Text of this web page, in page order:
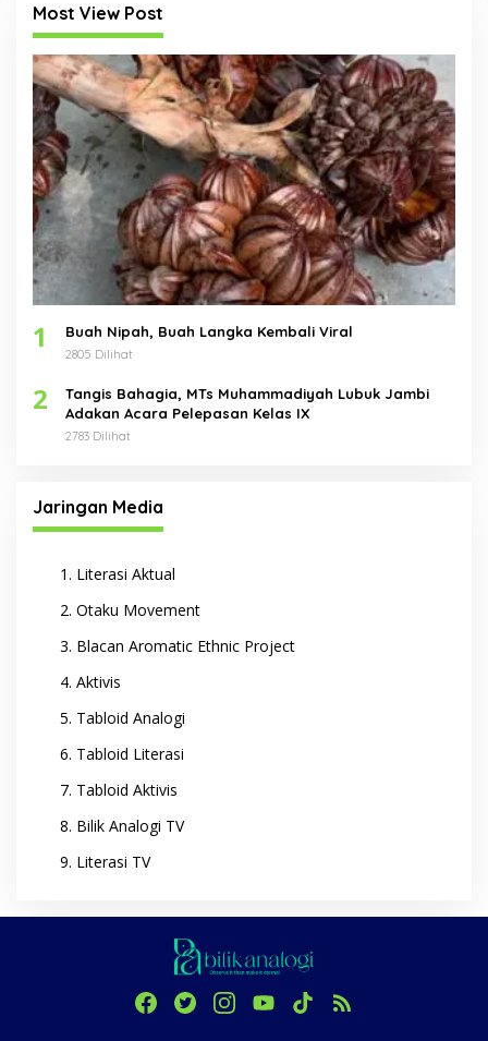
Most View Post
1 Buah Nipah, Buah Langka Kembali Viral
2805 Dilihat
2
Tangis Bahagia, MTs Muhammadiyah Lubuk Jambi
Adakan Acara Pelepasan Kelas IX
2783 Dilihat
Jaringan Media
Literasi Aktual
Otaku Movement
Blacan Aromatic Ethnic Project
Aktivis
Tabloid Analogi
Tabloid Literasi
Tabloid Aktivis
Bilik Analogi TV
Literasi TV